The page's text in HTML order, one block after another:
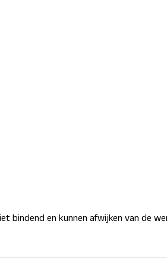
bindend en kunnen afwijken van de